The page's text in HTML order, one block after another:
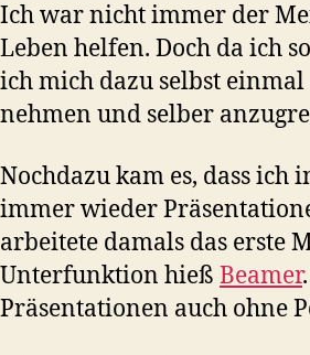
Ich war nicht immer der
Leben helfen. Doch da ich
ich mich dazu selbst
nehmen und selber
Nochdazu kam es, dass
immer wieder
arbeitete damals das erste
Unterfunktion hieß Beamer
Präsentationen auch ohne